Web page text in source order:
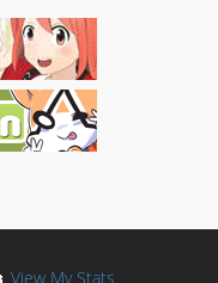
View My Stats